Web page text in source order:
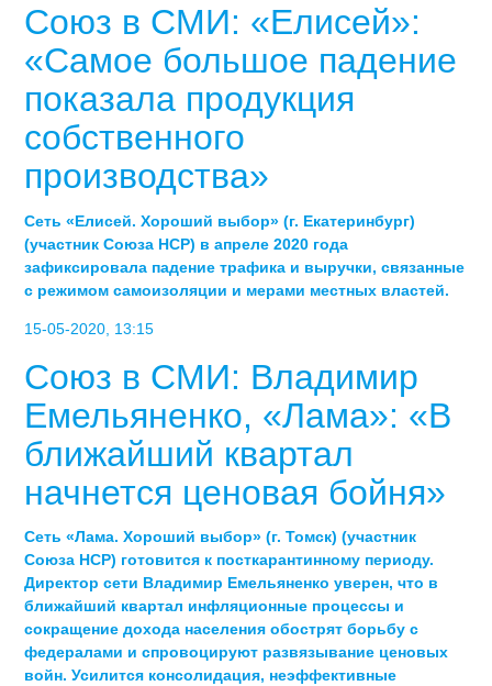
Союз в СМИ: «Елисей»:
«Самое большое падение
показала продукция
собственного
производства»
Сеть «Елисей. Хороший выбор» (г. Екатеринбург)
(участник Союза НСР) в апреле 2020 года
зафиксировала падение трафика и выручки, связанные
с режимом самоизоляции и мерами местных властей.
15-05-2020, 13:15
Союз в СМИ: Владимир
Емельяненко, «Лама»: «В
ближайший квартал
начнется ценовая бойня»
Сеть «Лама. Хороший выбор» (г. Томск) (участник
Союза НСР) готовится к посткарантинному периоду.
Директор сети Владимир Емельяненко уверен, что в
ближайший квартал инфляционные процессы и
сокращение дохода населения обострят борьбу с
федералами и спровоцируют развязывание ценовых
войн. Усилится консолидация, неэффективные